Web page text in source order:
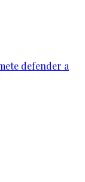
defender a